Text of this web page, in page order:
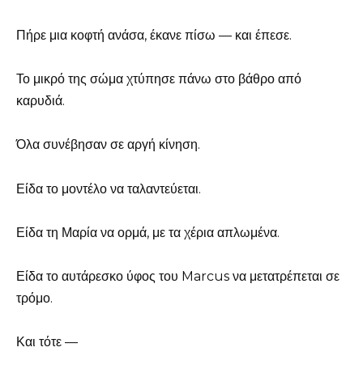
Πήρε μια κοφτή ανάσα, έκανε πίσω — και έπεσε.
Το μικρό της σώμα χτύπησε πάνω στο βάθρο από
καρυδιά.
Όλα συνέβησαν σε αργή κίνηση.
Είδα το μοντέλο να ταλαντεύεται.
Είδα τη Μαρία να ορμά, με τα χέρια απλωμένα.
Είδα το αυτάρεσκο ύφος του Marcus να μετατρέπεται σε
τρόμο.
Και τότε —